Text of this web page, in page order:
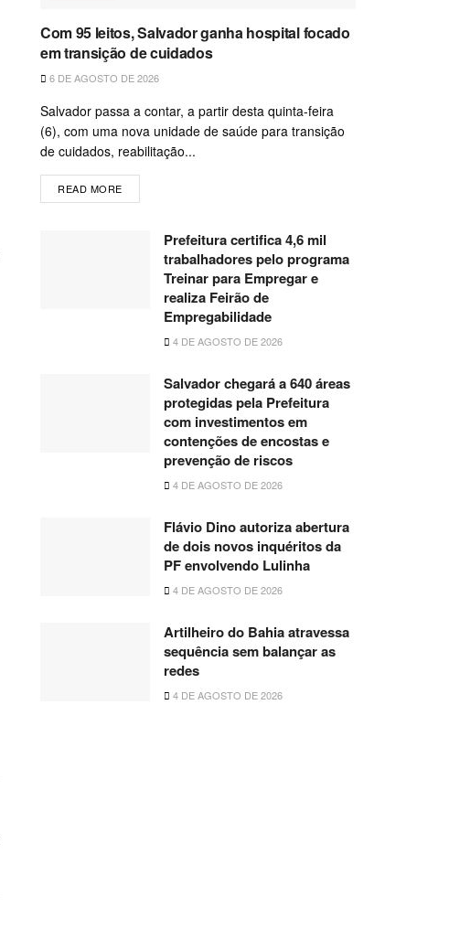
Com 95 leitos, Salvador ganha hospital focado
em transição de cuidados
6 DE AGOSTO DE 2026
Salvador passa a contar, a partir desta quinta-feira
(6), com uma nova unidade de saúde para transição
de cuidados, reabilitação...
READ MORE
Prefeitura certifica 4,6 mil
trabalhadores pelo programa
Treinar para Empregar e
realiza Feirão de
Empregabilidade
4 DE AGOSTO DE 2026
Salvador chegará a 640 áreas
protegidas pela Prefeitura
com investimentos em
contenções de encostas e
prevenção de riscos
4 DE AGOSTO DE 2026
Flávio Dino autoriza abertura
de dois novos inquéritos da
PF envolvendo Lulinha
4 DE AGOSTO DE 2026
Artilheiro do Bahia atravessa
sequência sem balançar as
redes
4 DE AGOSTO DE 2026